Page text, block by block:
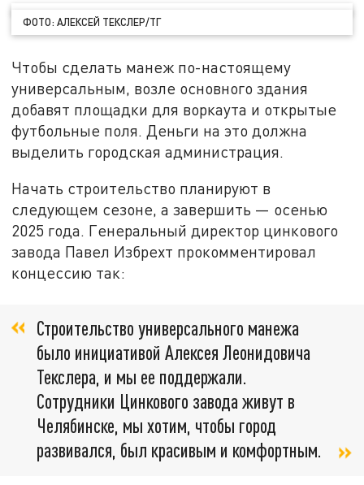
ФОТО: АЛЕКСЕЙ ТЕКСЛЕР/ТГ
Чтобы сделать манеж по-настоящему
универсальным, возле основного здания
добавят площадки для воркаута и открытые
футбольные поля. Деньги на это должна
выделить городская администрация.
Начать строительство планируют в
следующем сезоне, а завершить — осенью
2025 года. Генеральный директор цинкового
завода Павел Избрехт прокомментировал
концессию так:
Строительство универсального манежа
было инициативой Алексея Леонидовича
Текслера, и мы ее поддержали.
Сотрудники Цинкового завода живут в
Челябинске, мы хотим, чтобы город
развивался, был красивым и комфортным.